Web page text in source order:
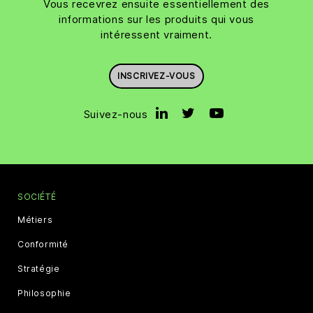
Vous recevrez ensuite essentiellement des
informations sur les produits qui vous
intéressent vraiment.
INSCRIVEZ-VOUS
Suivez-nous
SOCIÉTÉ
Métiers
Conformité
Stratégie
Philosophie